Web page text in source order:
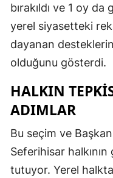
bırakıldı ve 1 oy da
yerel siyasetteki
dayanan
olduğunu gösterdi.
HALKIN
ADIMLAR
Bu seçim ve
Seferihisar
tutuyor. Yerel